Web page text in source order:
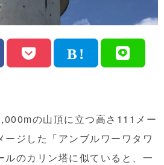
の山頂に立つ高さ111メー
ージした「アンブルワーワタワ
ルのカリン塔に似ていると、一